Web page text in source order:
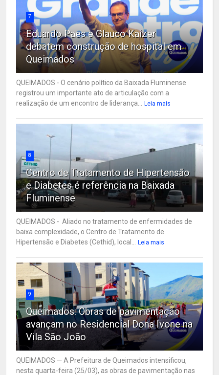
7
Eduardo Paes e Glauco Kaizer
debatem construção de hospital em
Queimados
QUEIMADOS - O cenário político da Baixada Fluminense
registrou um importante ato de articulação com a
realização de um encontro de liderança...
Leia mais
8
Centro de Tratamento de Hipertensão
e Diabetes é referência na Baixada
Fluminense
QUEIMADOS - Aliado no tratamento de enfermidades de
baixa complexidade, o Centro de Tratamento de
Hipertensão e Diabetes (Cethid), local...
Leia mais
9
Queimados: Obras de pavimentação
avançam no Residencial Dona Ivone na
Vila São João
QUEIMADOS — A Prefeitura de Queimados intensificou,
nesta quarta-feira (25/03), as obras de pavimentação nas